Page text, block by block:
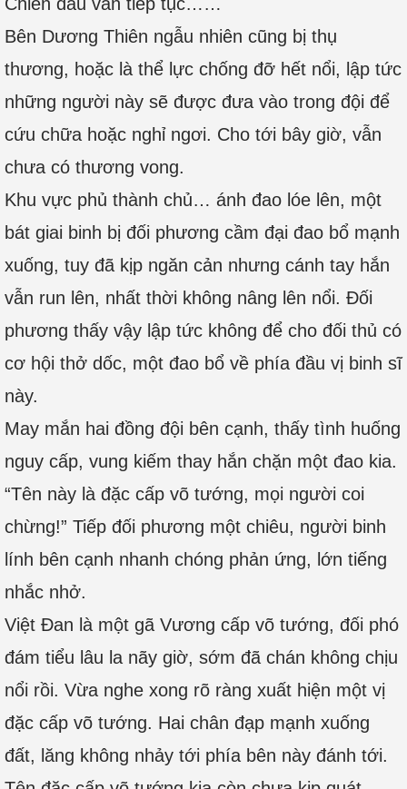
Bên Dương Thiên ngẫu nhiên cũng bị thụ
thương, hoặc là thể lực chống đỡ hết nổi, lập tức
những người này sẽ được đưa vào trong đội để
cứu chữa hoặc nghỉ ngơi. Cho tới bây giờ, vẫn
chưa có thương vong.
Khu vực phủ thành chủ… ánh đao lóe lên, một
bát giai binh bị đối phương cầm đại đao bổ mạnh
xuống, tuy đã kịp ngăn cản nhưng cánh tay hắn
vẫn run lên, nhất thời không nâng lên nổi. Đối
phương thấy vậy lập tức không để cho đối thủ có
cơ hội thở dốc, một đao bổ về phía đầu vị binh sĩ
này.
May mắn hai đồng đội bên cạnh, thấy tình huống
nguy cấp, vung kiếm thay hắn chặn một đao kia.
“Tên này là đặc cấp võ tướng, mọi người coi
chừng!” Tiếp đối phương một chiêu, người binh
lính bên cạnh nhanh chóng phản ứng, lớn tiếng
nhắc nhở.
Việt Đan là một gã Vương cấp võ tướng, đối phó
đám tiểu lâu la nãy giờ, sớm đã chán không chịu
nổi rồi. Vừa nghe xong rõ ràng xuất hiện một vị
đặc cấp võ tướng. Hai chân đạp mạnh xuống
đất, lăng không nhảy tới phía bên này đánh tới.